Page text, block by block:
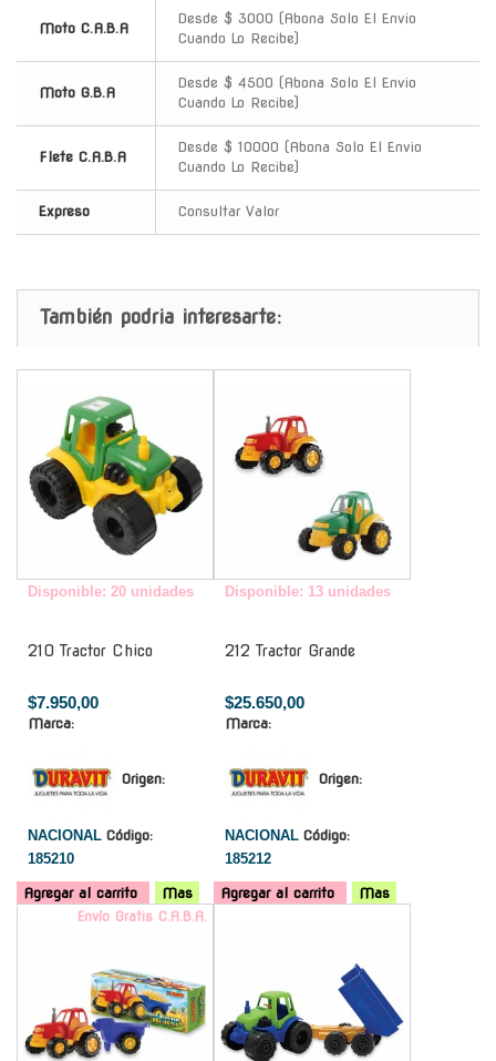
Moto C.A.B.A
Desde $ 3000 (Abona Solo El Envio
Cuando Lo Recibe)
Moto G.B.A
Desde $ 4500 (Abona Solo El Envio
Cuando Lo Recibe)
Flete C.A.B.A
Desde $ 10000 (Abona Solo El Envio
Cuando Lo Recibe)
Expreso Consultar Valor
También podria interesarte:
Disponible: 20 unidades
210 Tractor Chico
$7.950,00
Marca:
Origen:
NACIONAL Código:
185210
Agregar al carrito Mas
Disponible: 13 unidades
212 Tractor Grande
$25.650,00
Marca:
Origen:
NACIONAL Código:
185212
Agregar al carrito
Mas
Envío Gratis C.A.B.A.